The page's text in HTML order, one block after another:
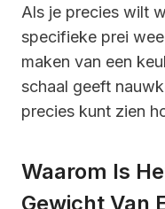
Als je precies wilt
specifieke prei
maken van een
schaal geeft
precies kunt zien
Waarom Is
Gewicht Van